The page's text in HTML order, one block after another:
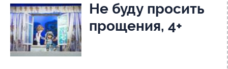
Не буду просить
прощения, 4+